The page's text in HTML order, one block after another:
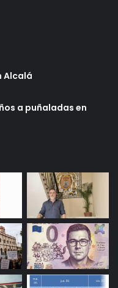
Alcalá
a puñaladas en